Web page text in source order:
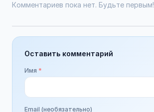
Комментариев пока нет. Будьте первым!
Оставить комментарий
Имя *
Email (необязательно)